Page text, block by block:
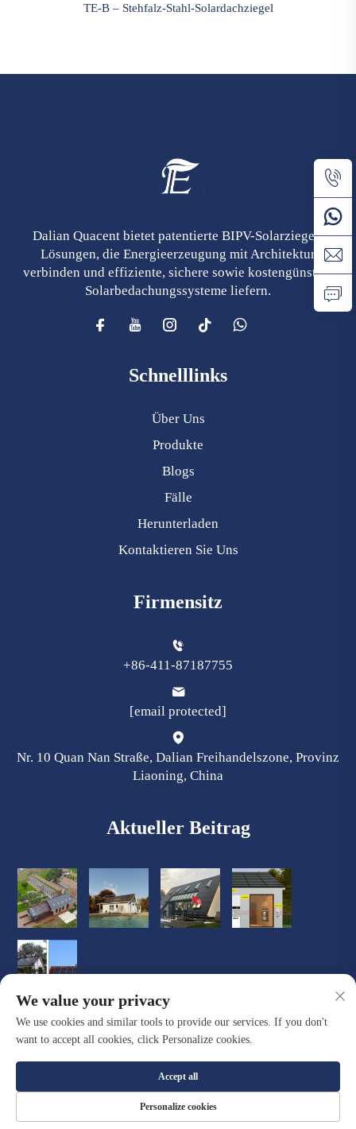
TE-B – Stehfalz-Stahl-Solardachziegel
Dalian Quacent bietet patentierte BIPV-Solarziegel-
Lösungen, die Energieerzeugung mit Architektur
verbinden und effiziente, sichere sowie kostengünstige
Solarbedachungssysteme liefern.
Schnelllinks
Über Uns
Produkte
Blogs
Fälle
Herunterladen
Kontaktieren Sie Uns
Firmensitz
+86-411-87187755
[email protected]
Nr. 10 Quan Nan Straße, Dalian Freihandelszone, Provinz
Liaoning, China
Aktueller Beitrag
Copyright © Dalian Quacent New Building Materials Co., Ltd.
Alle Rechte vorbehalten | Datenschutzrichtlinie
We value your privacy
We use cookies and similar tools to provide our services. If you don't
want to accept all cookies, click Personalize cookies.
Personalize cookies
Accept all